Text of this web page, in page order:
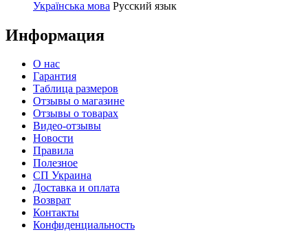
Українська мова Русский язык
Информация
О нас
Гарантия
Таблица размеров
Отзывы о магазине
Отзывы о товарах
Видео-отзывы
Новости
Правила
Полезное
СП Украина
Доставка и оплата
Возврат
Контакты
Конфиденциальность